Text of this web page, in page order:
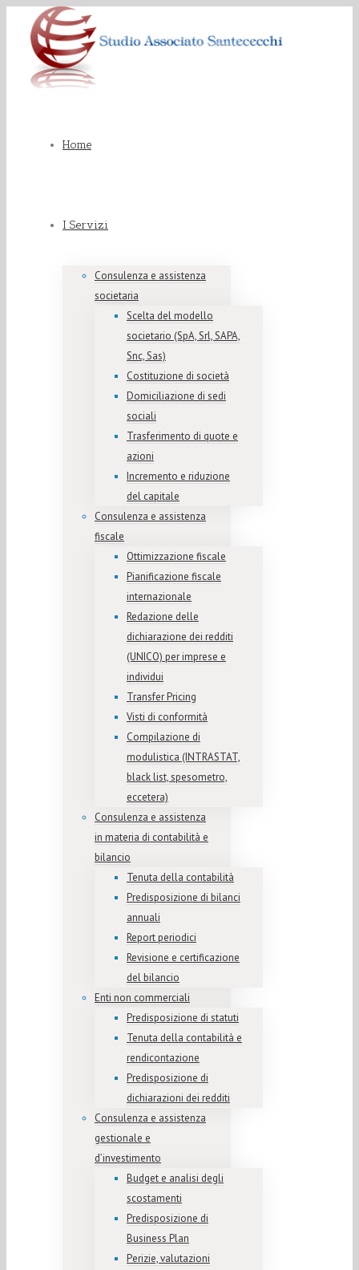
Home
I Servizi
Consulenza e assistenza
societaria
Scelta del modello
societario (SpA, Srl, SAPA,
Snc, Sas)
Costituzione di società
Domiciliazione di sedi
sociali
Trasferimento di quote e
azioni
Incremento e riduzione
del capitale
Consulenza e assistenza
fiscale
Ottimizzazione fiscale
Pianificazione fiscale
internazionale
Redazione delle
dichiarazione dei redditi
(UNICO) per imprese e
individui
Transfer Pricing
Visti di conformità
Compilazione di
modulistica (INTRASTAT,
black list, spesometro,
eccetera)
Consulenza e assistenza
in materia di contabilità e
bilancio
Tenuta della contabilità
Predisposizione di bilanci
annuali
Report periodici
Revisione e certificazione
del bilancio
Enti non commerciali
Predisposizione di statuti
Tenuta della contabilità e
rendicontazione
Predisposizione di
dichiarazioni dei redditi
Consulenza e assistenza
gestionale e
d’investimento
Budget e analisi degli
scostamenti
Predisposizione di
Business Plan
Perizie, valutazioni